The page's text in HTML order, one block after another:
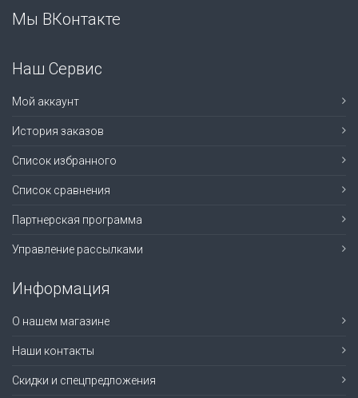
Мы ВКонтакте
Наш Сервис
Мой аккаунт
История заказов
Список избранного
Список сравнения
Партнерская программа
Управление рассылками
Информация
О нашем магазине
Наши контакты
Скидки и спецпредложения